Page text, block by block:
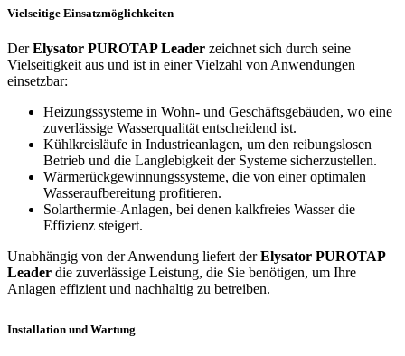
Vielseitige Einsatzmöglichkeiten
DerElysator PUROTAP Leader zeichnet sich durch seine
Vielseitigkeit aus und ist in einer Vielzahl von Anwendungen
einsetzbar:
Heizungssysteme in Wohn- und Geschäftsgebäuden, wo eine
zuverlässige Wasserqualität entscheidend ist.
Kühlkreisläufe in Industrieanlagen, um den reibungslosen
Betrieb und die Langlebigkeit der Systeme sicherzustellen.
Wärmerückgewinnungssysteme, die von einer optimalen
Wasseraufbereitung profitieren.
Solarthermie-Anlagen, bei denen kalkfreies Wasser die
Effizienz steigert.
Unabhängig von der Anwendung liefert derElysator PUROTAP
Leader die zuverlässige Leistung, die Sie benötigen, um Ihre
Anlagen effizient und nachhaltig zu betreiben.
Installation und Wartung